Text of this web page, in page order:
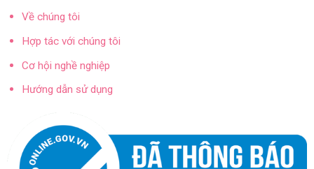
Về chúng tôi
Hợp tác với chúng tôi
Cơ hội nghề nghiệp
Hướng dẫn sử dụng